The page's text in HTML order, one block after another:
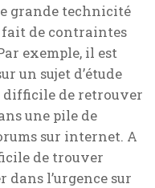
grande technicité
fait de contraintes
exemple, il est
un sujet d’étude
difficile de retrouver
une pile de
sur internet. A
de trouver
dans l’urgence sur